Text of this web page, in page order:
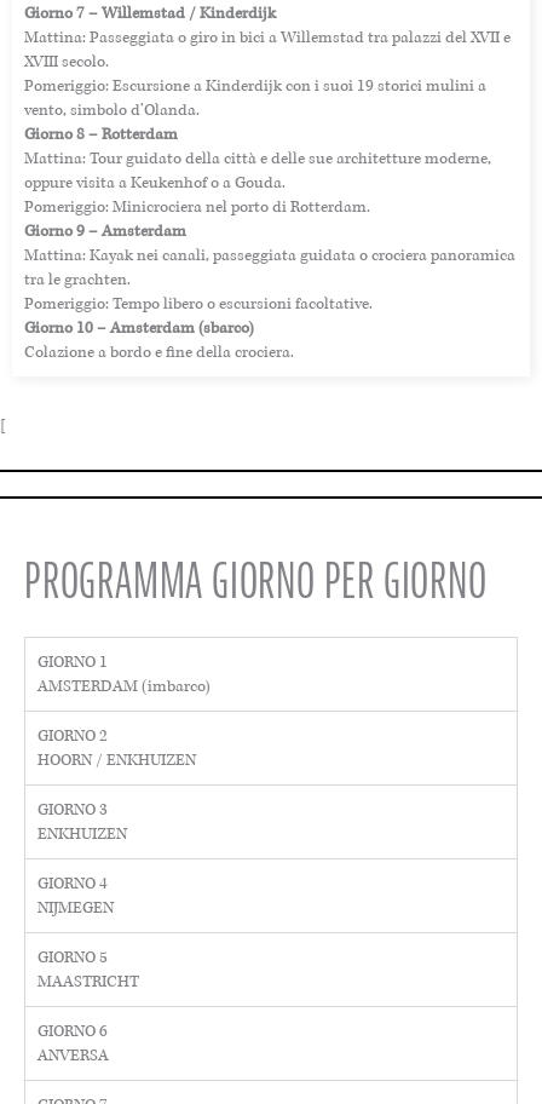
Giorno 7 – Willemstad / Kinderdijk
Mattina: Passeggiata o giro in bici a Willemstad tra palazzi del XVII e
XVIII secolo.
Pomeriggio: Escursione a Kinderdijk con i suoi 19 storici mulini a
vento, simbolo d’Olanda.
Giorno 8 – Rotterdam
Mattina: Tour guidato della città e delle sue architetture moderne,
oppure visita a Keukenhof o a Gouda.
Pomeriggio: Minicrociera nel porto di Rotterdam.
Giorno 9 – Amsterdam
Mattina: Kayak nei canali, passeggiata guidata o crociera panoramica
tra le grachten.
Pomeriggio: Tempo libero o escursioni facoltative.
Giorno 10 – Amsterdam (sbarco)
Colazione a bordo e fine della crociera.
[
PROGRAMMA GIORNO PER GIORNO
GIORNO 1
AMSTERDAM (imbarco)
GIORNO 2
HOORN / ENKHUIZEN
GIORNO 3
ENKHUIZEN
GIORNO 4
NIJMEGEN
GIORNO 5
MAASTRICHT
GIORNO 6
ANVERSA